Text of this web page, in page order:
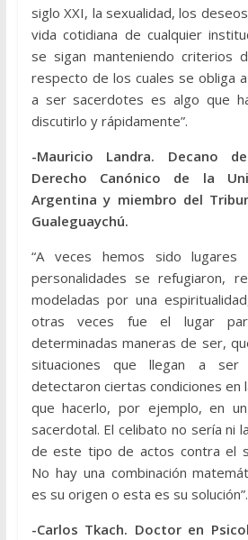
siglo XXI, la sexualidad, los
vida cotidiana de cualquier
se sigan manteniendo criterios
respecto de los cuales se obliga
a ser sacerdotes es algo que
discutirlo y rápidamente”.
-Mauricio Landra. Decano
Derecho Canónico de la
Argentina y miembro del
Gualeguaychú.
“A veces hemos sido lugares
personalidades se refugiaron,
modeladas por una
otras veces fue el lugar
determinadas maneras de ser,
situaciones que llegan a ser
detectaron ciertas condiciones en
que hacerlo, por ejemplo, en
sacerdotal. El celibato no sería ni
de este tipo de actos contra el
No hay una combinación
es su origen o esta es su solución”.
-Carlos Tkach. Doctor en